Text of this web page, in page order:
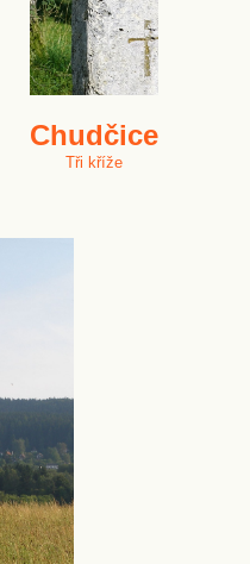
Chudčice
Tři kříže